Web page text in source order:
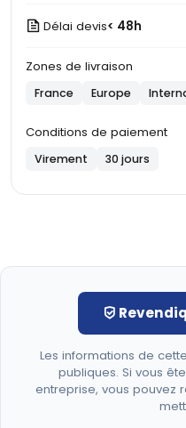
Délai devis< 48h
Zones de livraison
France Europe
Conditions de paiement
Virement 30 jours
Les informations de
publiques. Si vous
entreprise, vous pouvez